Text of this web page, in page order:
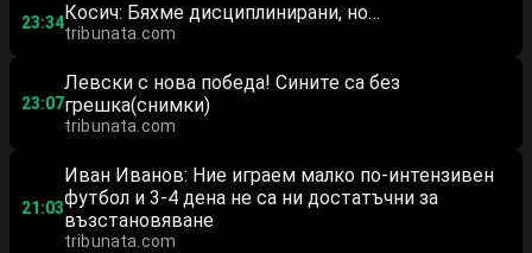
23:34Косич: Бяхме дисциплинирани, но…
tribunata.com
23:07
Левски с нова победа! Сините са без
грешка(снимки)
tribunata.com
21:03
Иван Иванов: Ние играем малко по-интензивен
футбол и 3-4 дена не са ни достатъчни за
възстановяване
tribunata.com